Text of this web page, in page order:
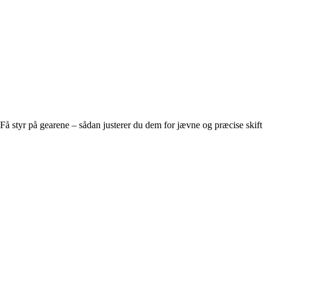
Få styr på gearene – sådan justerer du dem for jævne og præcise skift